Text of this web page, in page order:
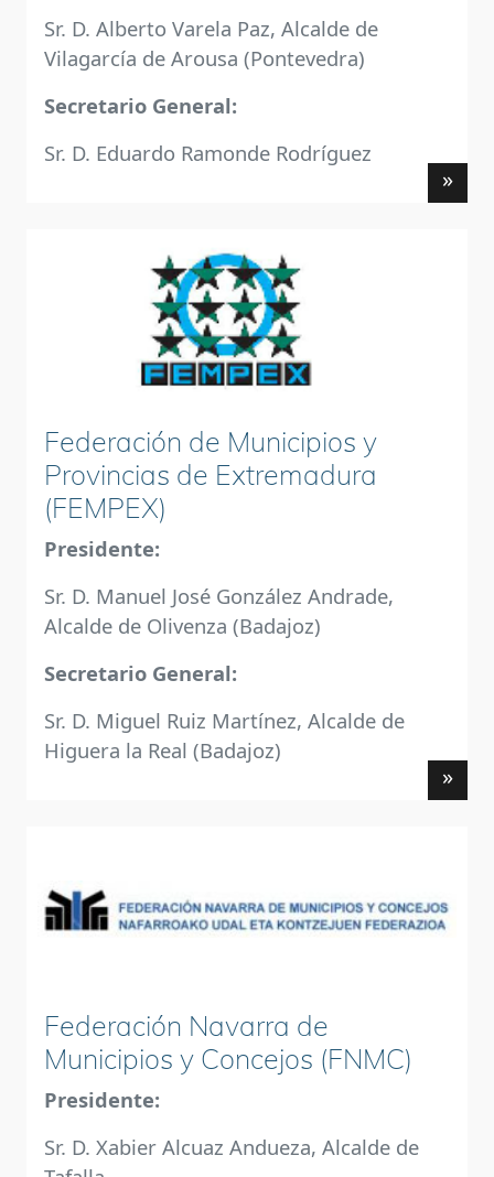
Sr. D. Alberto Varela Paz, Alcalde de
Vilagarcía de Arousa (Pontevedra)
Secretario General:
Sr. D. Eduardo Ramonde Rodríguez
»
Federación de Municipios y
Provincias de Extremadura
(FEMPEX)
Presidente:
Sr. D. Manuel José González Andrade,
Alcalde de Olivenza (Badajoz)
Secretario General:
Sr. D. Miguel Ruiz Martínez, Alcalde de
Higuera la Real (Badajoz)
»
Federación Navarra de
Municipios y Concejos (FNMC)
Presidente:
Sr. D. Xabier Alcuaz Andueza, Alcalde de